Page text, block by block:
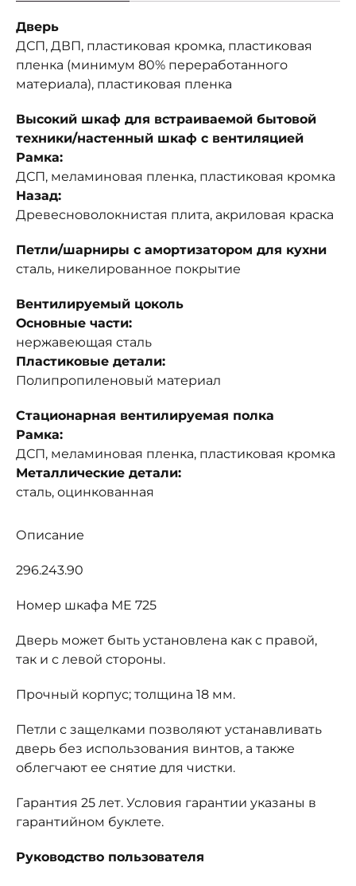
Дверь
ДСП, ДВП, пластиковая кромка, пластиковая
пленка (минимум 80% переработанного
материала), пластиковая пленка
Высокий шкаф для встраиваемой бытовой
техники/настенный шкаф с вентиляцией
Рамка:
ДСП, меламиновая пленка, пластиковая кромка
Назад:
Древесноволокнистая плита, акриловая краска
Петли/шарниры с амортизатором для кухни
сталь, никелированное покрытие
Вентилируемый цоколь
Основные части:
нержавеющая сталь
Пластиковые детали:
Полипропиленовый материал
Стационарная вентилируемая полка
Рамка:
ДСП, меламиновая пленка, пластиковая кромка
Металлические детали:
сталь, оцинкованная
Описание
296.243.90
Номер шкафа ME 725
Дверь может быть установлена как с правой,
так и с левой стороны.
Прочный корпус; толщина 18 мм.
Петли с защелками позволяют устанавливать
дверь без использования винтов, а также
облегчают ее снятие для чистки.
Гарантия 25 лет. Условия гарантии указаны в
гарантийном буклете.
Руководство пользователя